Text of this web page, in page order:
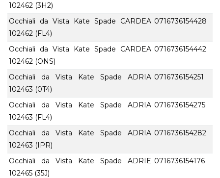
102462 (3H2)
Occhiali da Vista Kate Spade CARDEA
102462 (FL4)
0716736154428
Occhiali da Vista Kate Spade CARDEA
102462 (ONS)
0716736154442
Occhiali da Vista Kate Spade ADRIA
102463 (0T4)
0716736154251
Occhiali da Vista Kate Spade ADRIA
102463 (FL4)
0716736154275
Occhiali da Vista Kate Spade ADRIA
102463 (IPR)
0716736154282
Occhiali da Vista Kate Spade ADRIE
102465 (35J)
0716736154176